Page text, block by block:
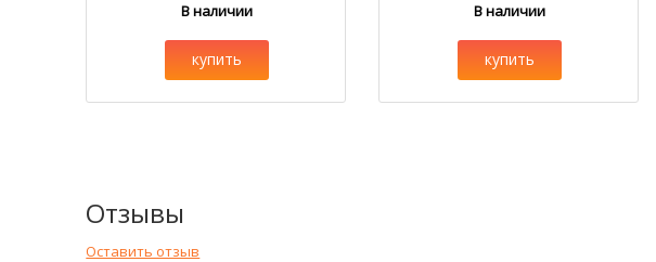
В наличии
купить
В наличии
купить
Отзывы
Оставить отзыв